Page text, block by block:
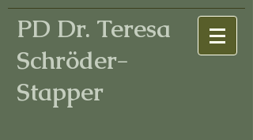
PD Dr. Teresa
Schröder-
Stapper